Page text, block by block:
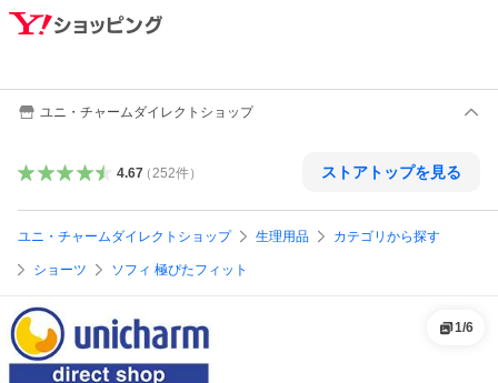
ユニ・チャームダイレクトショップ
4.67（ 252件） ストアトップを見る
ユニ・チャームダイレクトショップ 生理用品 カテゴリから探す
ショーツ ソフィ 極ぴたフィット
1/6